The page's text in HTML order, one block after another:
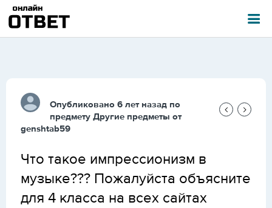
Опубликовано 6 лет назад по
предмету Другие предметы от
genshtab59
Что такое импрессионизм в
музыке??? Пожалуйста объясните
для 4 класса на всех сайтах